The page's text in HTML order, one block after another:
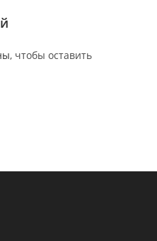
, чтобы оставить